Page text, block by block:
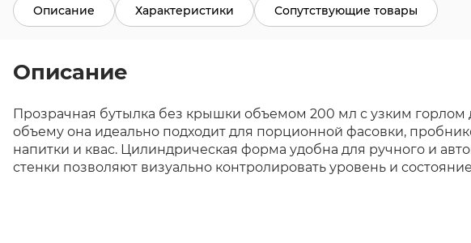
Описание Характеристики Сопутствующие товары
Описание
Прозрачная бутылка без крышки объемом 200 мл с узким
объему она идеально подходит для порционной фасовки,
напитки и квас. Цилиндрическая форма удобна для ручного и
стенки позволяют визуально контролировать уровень и